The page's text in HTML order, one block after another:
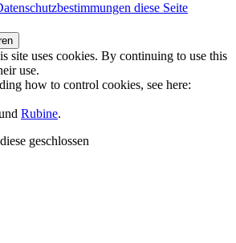
diese Seite
site uses cookies. By continuing to use this
use.
how to control cookies, see here:
Rubine.
geschlossen